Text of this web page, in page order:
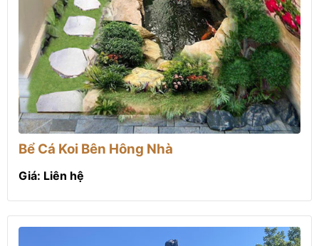
Bể Cá Koi Bên Hông Nhà
Giá: Liên hệ